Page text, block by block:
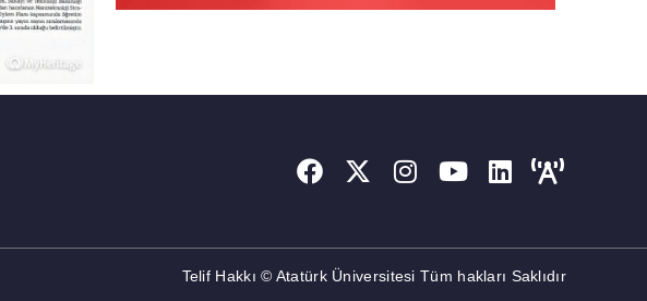
Telif Hakkı © Atatürk Üniversitesi Tüm hakları Saklıdır